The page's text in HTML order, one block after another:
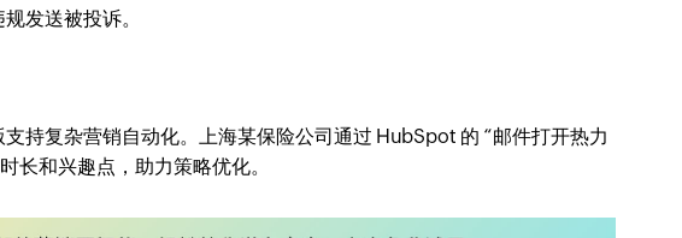
发送被投诉。
持复杂营销自动化。上海某保险公司通过 HubSpot 的 “邮件打开热力
长和兴趣点，助力策略优化。